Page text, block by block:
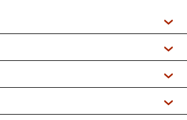
und Podcasts
Das Kinderprogramm
(UKW + DAB+)